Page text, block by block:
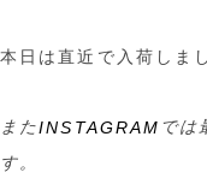
本日は直近で入荷しま
またINSTAGRAM では
す。